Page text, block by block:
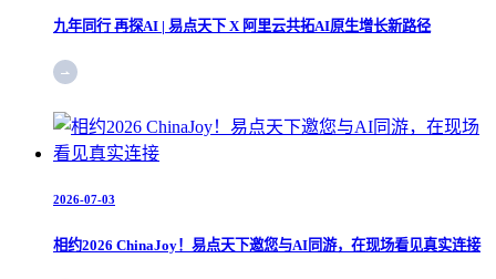
九年同行 再探AI | 易点天下 X 阿里云共拓AI原生增长新路径
2026-07-03
相约2026 ChinaJoy！易点天下邀您与AI同游，在现场看见真实连接